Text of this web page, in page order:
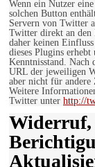
Wenn ein Nutzer
solchen Button
Servern von Twitter
Twitter direkt an den
daher keinen
dieses Plugins
Kenntnisstand. Nach
URL der jeweiligen
aber nicht für andere
Weitere
Twitter unter http://
Widerruf,